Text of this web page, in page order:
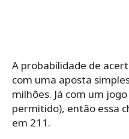
A probabilidade de
com uma aposta
milhões. Já com um
permitido), então essa
em 211.